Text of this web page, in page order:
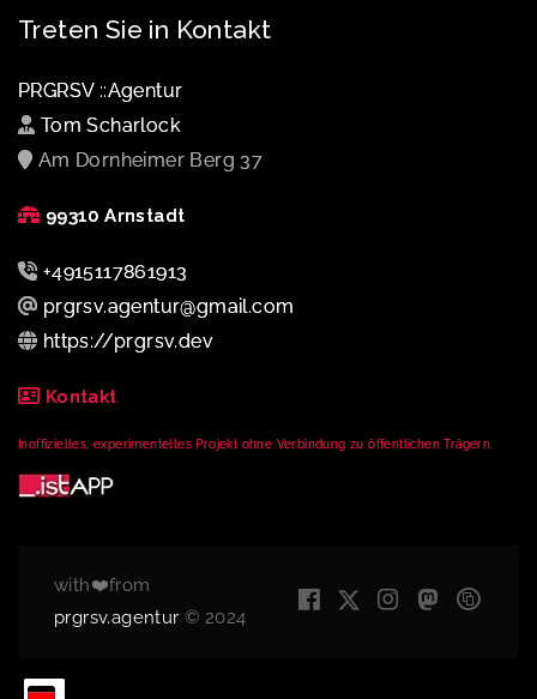
Treten Sie in Kontakt
PRGRSV ::Agentur
Tom Scharlock
Am Dornheimer Berg 37
99310 Arnstadt
+4915117861913
prgrsv.agentur@gmail.com
https://prgrsv.dev
Kontakt
Inoffizielles, experimentelles Projekt ohne Verbindung zu öffentlichen Trägern.
with❤️from
prgrsv.agentur © 2024